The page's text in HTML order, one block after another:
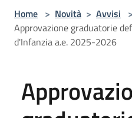
Home > Novità > Avvisi >
Approvazione graduatorie
d'Infanzia a.e. 2025-2026